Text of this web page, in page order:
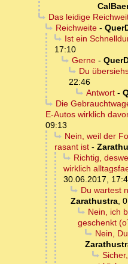
Das leidige
Reichweite-
Ist ein
17:10
Gerne-
Du
22:46
Antwort-
Die
E-Autos wirklich
09:13
Nein, weil der
rasant ist -
Richtig,
wirklich
30.06.2017,
Du wartest
Zarathustra,
Nein, ich
geschenkt
Nein,